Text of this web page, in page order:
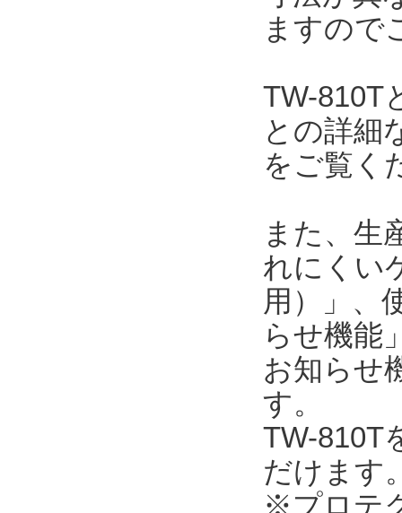
ますので
TW-810T
との詳細
をご覧く
また、生
れにくい
用）」、
らせ機能
お知らせ
す。
TW-810T
だけます
※プロテ